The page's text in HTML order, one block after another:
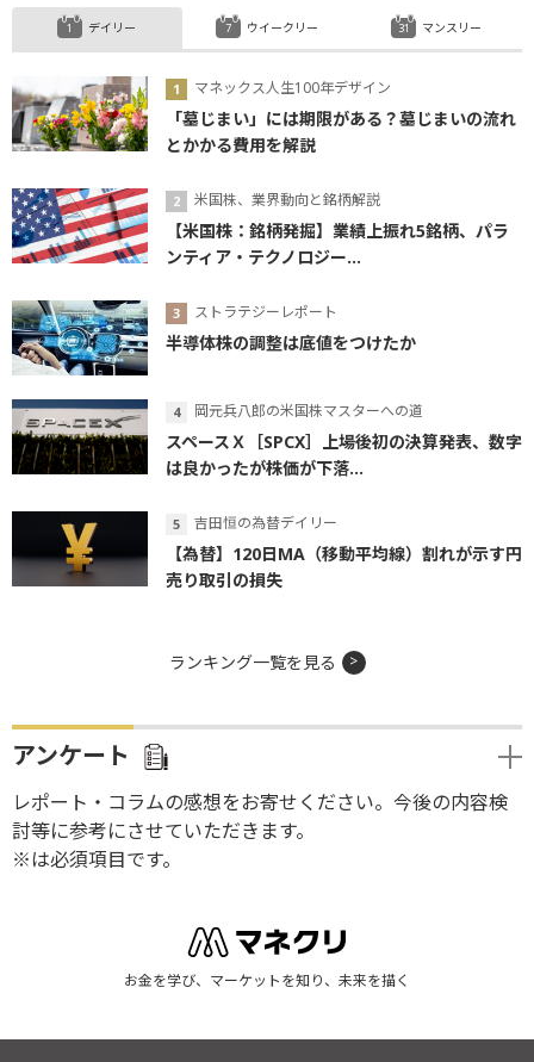
デイリー
マネックス人生100年デザイン
「墓じまい」には期限がある？墓じまいの流れ
とかかる費用を解説
米国株、業界動向と銘柄解説
【米国株：銘柄発掘】業績上振れ5銘柄、パラ
ンティア・テクノロジー...
ストラテジーレポート
半導体株の調整は底値をつけたか
岡元兵八郎の米国株マスターへの道
スペースＸ［SPCX］上場後初の決算発表、数字
は良かったが株価が下落...
吉田恒の為替デイリー
【為替】120日MA（移動平均線）割れが示す円
売り取引の損失
ウイークリー マンスリー
ランキング一覧を見る
アンケート
レポート・コラムの感想をお寄せください。今後の内容検
討等に参考にさせていただきます。
※は必須項目です。
お金を学び、マーケットを知り、未来を描く